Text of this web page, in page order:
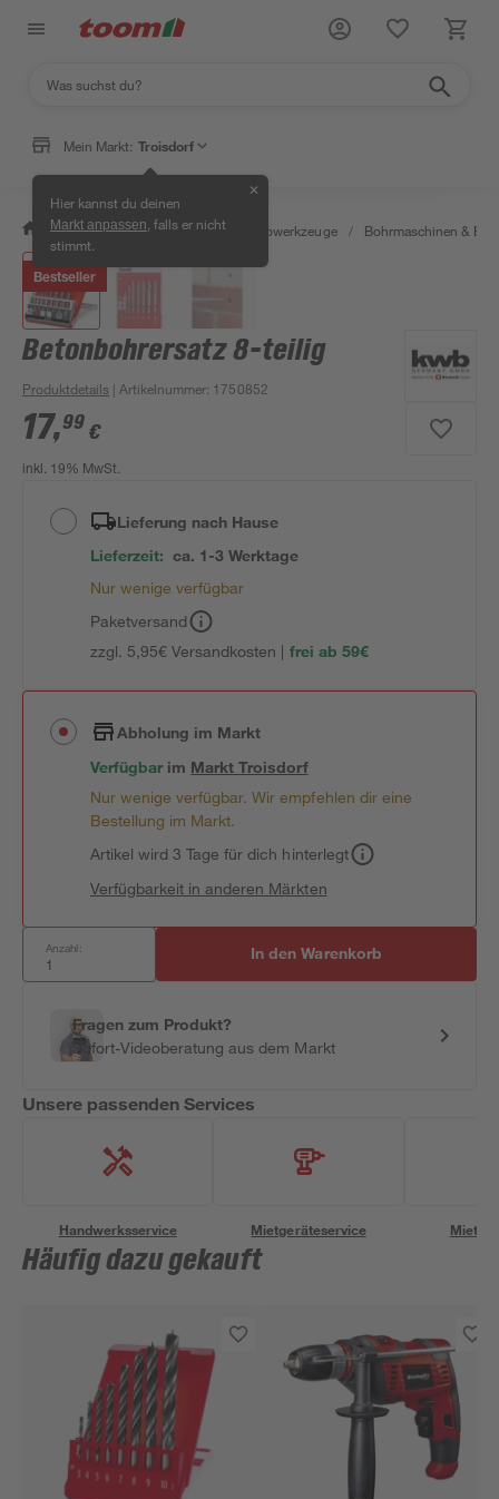
Mein Markt: Troisdorf
Hier kannst du deinen
Markt anpassen , falls er nicht
stimmt.
✕
/ Werkstatt & Maschinen / Elektrowerkzeuge / Bohrmaschinen &
Bestseller
Betonbohrersatz 8-teilig
Produktdetails | Artikelnummer: 1750852
17,99 €
inkl. 19% MwSt.
Lieferung nach Hause
Lieferzeit: ca. 1-3 Werktage
Nur wenige verfügbar
Paketversand
zzgl. 5,95€ Versandkosten | frei ab 59€
Abholung im Markt
Verfügbar im MarktTroisdorf
Nur wenige verfügbar. Wir empfehlen dir eine
Bestellung im Markt.
Artikel wird 3 Tage für dich hinterlegt
Verfügbarkeit in anderen Märkten
Anzahl: In den Warenkorb
Fragen zum Produkt?
Sofort-Videoberatung aus dem Markt
Unsere passenden Services
Handwerksservice Mietgeräteservice
Häufig dazu gekauft